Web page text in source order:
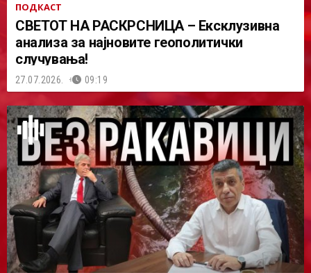
ПОДКАСТ
СВЕТОТ НА РАСКРСНИЦА – Ексклузивна
анализа за најновите геополитички
случувања!
27.07.2026. 09:19